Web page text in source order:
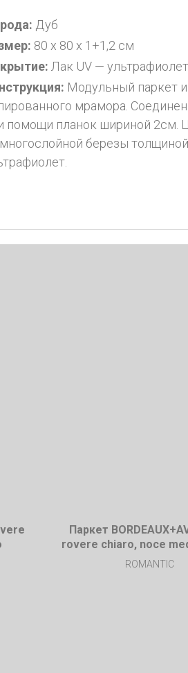
Дуб
80 x 80 x 1+1,2 см
Модульный паркет
мрамора.
помощи планок шириной 2см.
березы
Лак UV — ультрафиолет
Паркет
rovere chiaro, noce
ROMANTIC